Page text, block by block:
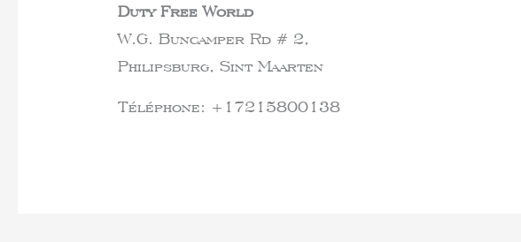
Duty Free World
W.G. Buncamper Rd # 2,
Philipsburg,Sint Maarten
Téléphone: +17215800138